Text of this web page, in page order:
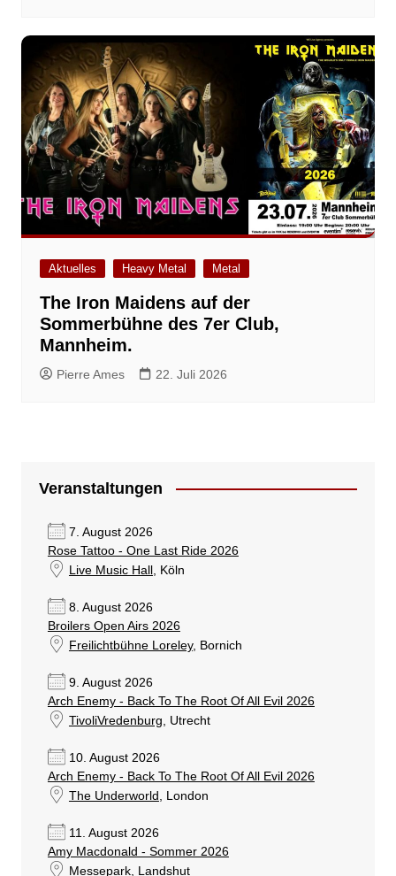
Aktuelles Heavy Metal Metal
The Iron Maidens auf der
Sommerbühne des 7er Club,
Mannheim.
Pierre Ames 22. Juli 2026
Veranstaltungen
7. August 2026
Rose Tattoo - One Last Ride 2026
Live Music Hall, Köln
8. August 2026
Broilers Open Airs 2026
Freilichtbühne Loreley, Bornich
9. August 2026
Arch Enemy - Back To The Root Of All Evil 2026
TivoliVredenburg , Utrecht
10. August 2026
Arch Enemy - Back To The Root Of All Evil 2026
The Underworld , London
11. August 2026
Amy Macdonald - Sommer 2026
Messepark, Landshut